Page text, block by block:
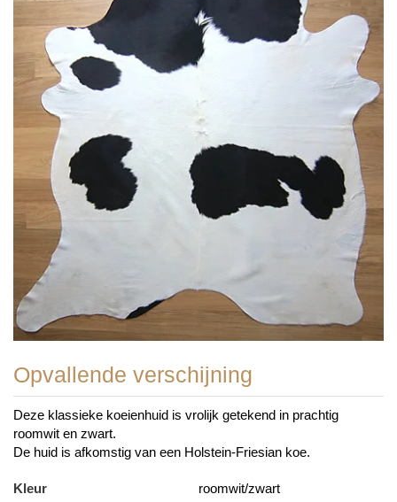
Opvallende verschijning
Deze klassieke koeienhuid is vrolijk getekend in prachtig
roomwit en zwart.
De huid is afkomstig van een Holstein-Friesian koe.
Kleur roomwit/zwart